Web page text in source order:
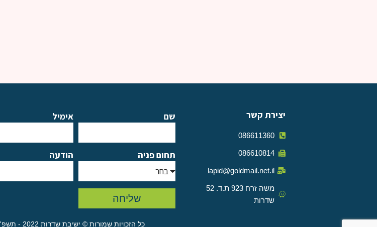
יצירת קשר
086611360
086610814
lapid@goldmail.net.il
משה זרח 923 ת.ד. 52
שדרות
שם אימיל
תחום פניה הודעה
שליחה
כל הזכויות שמורות © ישיבת שדרות 2022 - תשפ'א. All rights reserved